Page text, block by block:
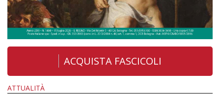
ACQUISTA FASCICOLI
ATTUALITÀ